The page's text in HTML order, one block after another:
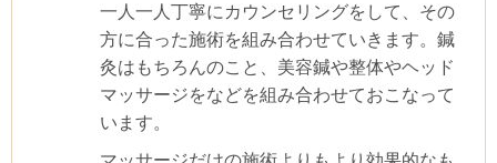
一人一人丁寧にカウンセリングをして、その
方に合った施術を組み合わせていきます。鍼
灸はもちろんのこと、美容鍼や整体やヘッド
マッサージをなどを組み合わせておこなって
います。